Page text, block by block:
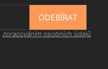
ODEBÍRAT
zpracováním osobních údajů